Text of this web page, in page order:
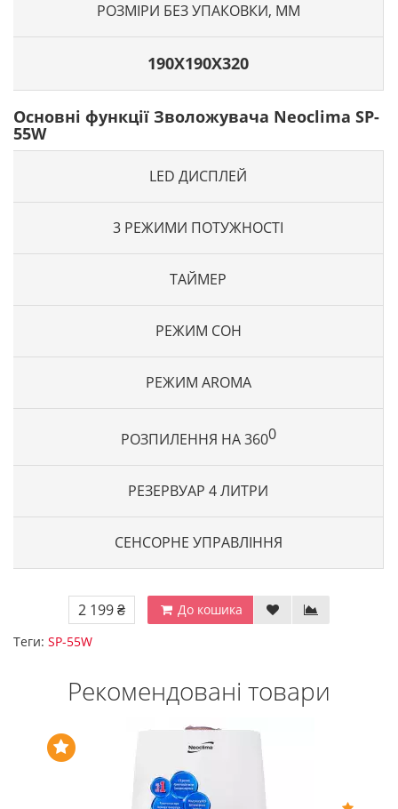
РОЗМІРИ БЕЗ УПАКОВКИ, ММ
190X190X320
Основні функції Зволожувача Neoclima SP-
55W
LED ДИСПЛЕЙ
ТАЙМЕР
РЕЖИМ AROMA
РЕЗЕРВУАР 4 ЛИТРИ
3 РЕЖИМИ ПОТУЖНОСТІ
РЕЖИМ СОН
РОЗПИЛЕННЯ НА 3600
СЕНСОРНЕ УПРАВЛІННЯ
2 199 ₴
До кошика
Теги: SP-55W
Рекомендовані товари